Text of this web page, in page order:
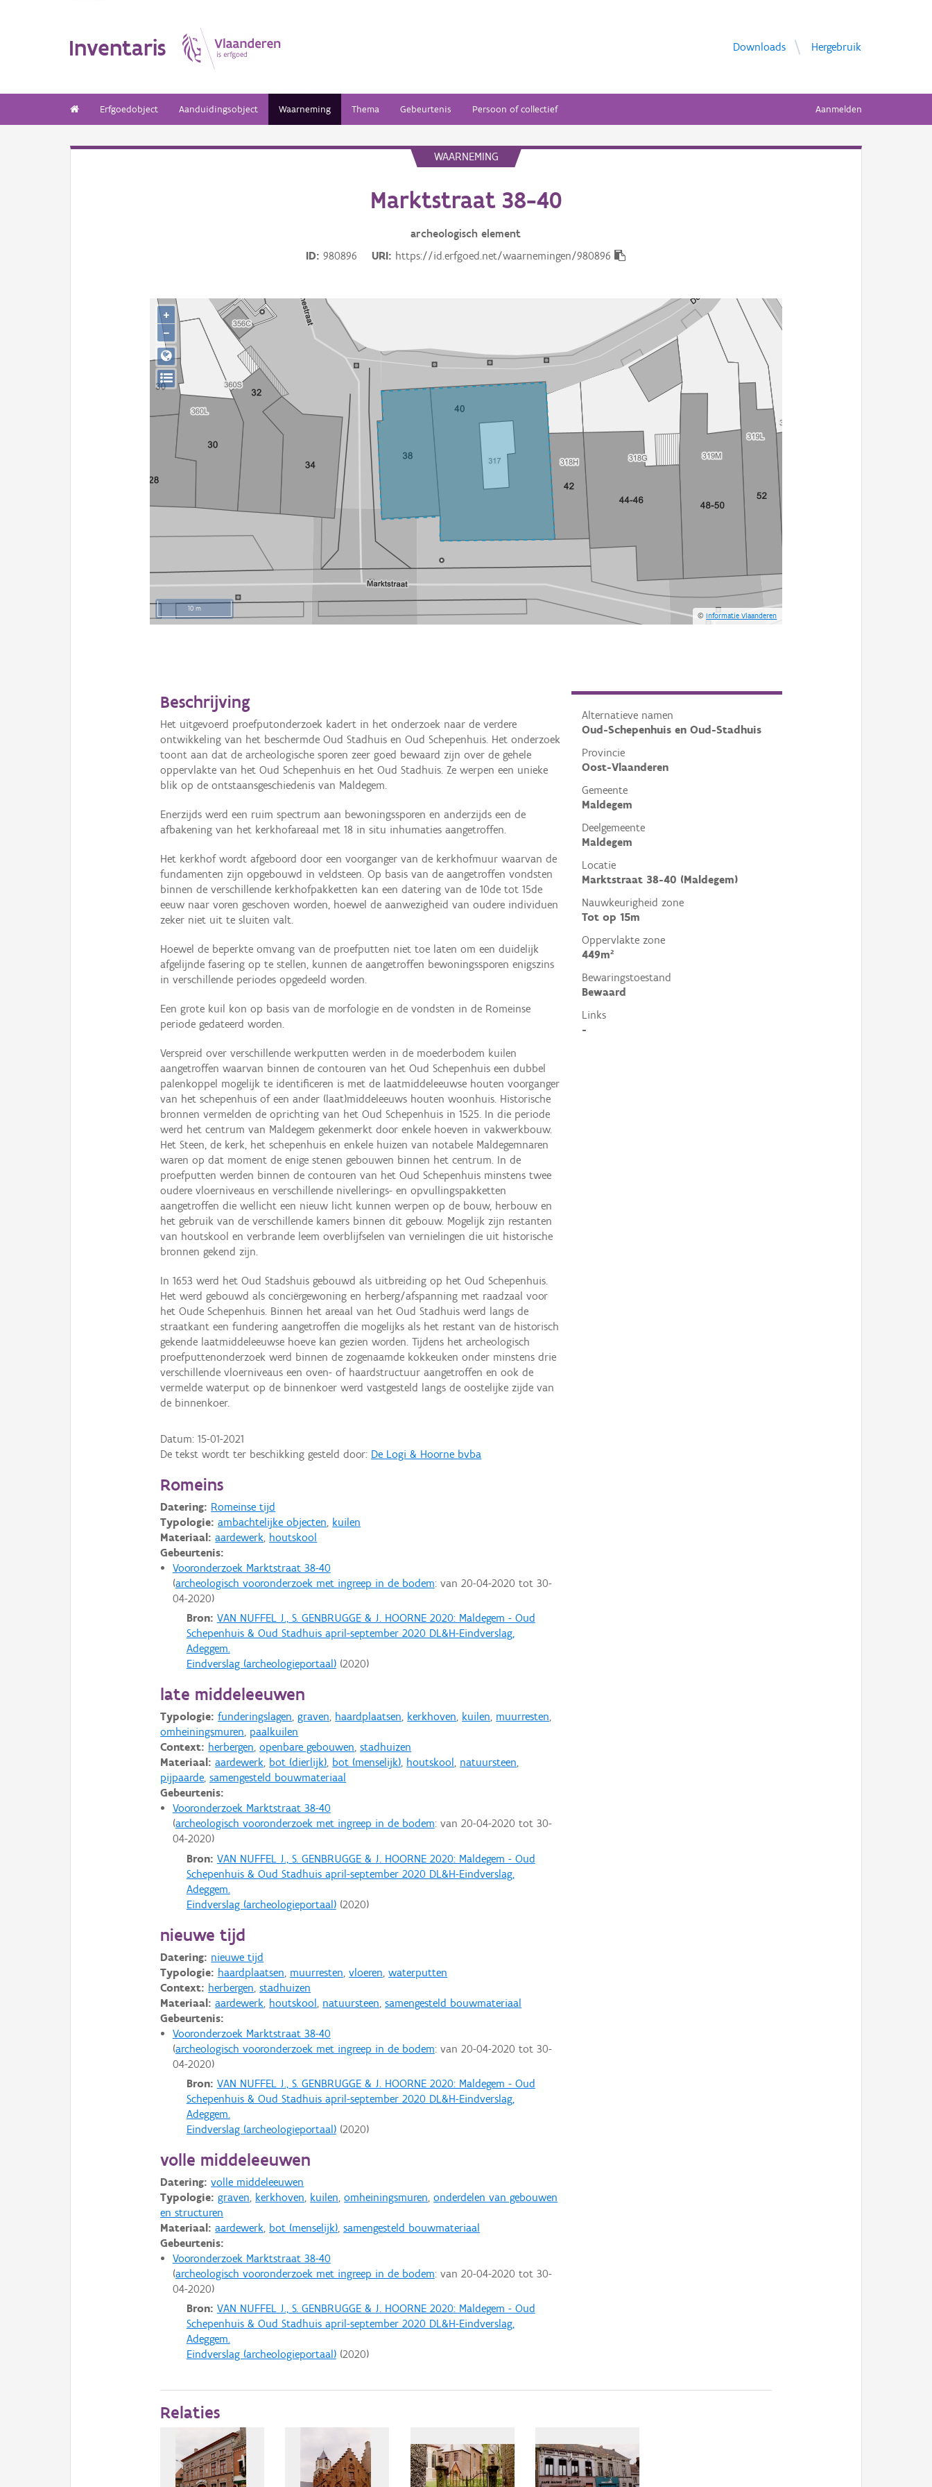
Inventaris Downloads Hergebruik
Erfgoedobject Aanduidingsobject Waarneming Thema Gebeurtenis Persoon of collectief Aanmelden
WAARNEMING
Marktstraat 38-40
archeologisch element
ID
980896 URI https://id.erfgoed.net/waarnemingen/980896
10 m
©Informatie Vlaanderen
+
−
Alternatieve namen
Oud-Schepenhuis en Oud-Stadhuis
Provincie
Oost-Vlaanderen
Gemeente
Maldegem
Deelgemeente
Maldegem
Locatie
Marktstraat 38-40 (Maldegem)
Nauwkeurigheid zone
Tot op 15m
Oppervlakte zone
449m²
Bewaringstoestand
Bewaard
Links
-
Beschrijving
Het uitgevoerd proefputonderzoek kadert in het onderzoek naar de verdere
ontwikkeling van het beschermde Oud Stadhuis en Oud Schepenhuis. Het onderzoek
toont aan dat de archeologische sporen zeer goed bewaard zijn over de gehele
oppervlakte van het Oud Schepenhuis en het Oud Stadhuis. Ze werpen een unieke
blik op de ontstaansgeschiedenis van Maldegem.
Enerzijds werd een ruim spectrum aan bewoningssporen en anderzijds een de
afbakening van het kerkhofareaal met 18 in situ inhumaties aangetroffen.
Het kerkhof wordt afgeboord door een voorganger van de kerkhofmuur waarvan de
fundamenten zijn opgebouwd in veldsteen. Op basis van de aangetroffen vondsten
binnen de verschillende kerkhofpakketten kan een datering van de 10de tot 15de
eeuw naar voren geschoven worden, hoewel de aanwezigheid van oudere individuen
zeker niet uit te sluiten valt.
Hoewel de beperkte omvang van de proefputten niet toe laten om een duidelijk
afgelijnde fasering op te stellen, kunnen de aangetroffen bewoningssporen enigszins
in verschillende periodes opgedeeld worden.
Een grote kuil kon op basis van de morfologie en de vondsten in de Romeinse
periode gedateerd worden.
Verspreid over verschillende werkputten werden in de moederbodem kuilen
aangetroffen waarvan binnen de contouren van het Oud Schepenhuis een dubbel
palenkoppel mogelijk te identificeren is met de laatmiddeleeuwse houten voorganger
van het schepenhuis of een ander (laat)middeleeuws houten woonhuis. Historische
bronnen vermelden de oprichting van het Oud Schepenhuis in 1525. In die periode
werd het centrum van Maldegem gekenmerkt door enkele hoeven in vakwerkbouw.
Het Steen, de kerk, het schepenhuis en enkele huizen van notabele Maldegemnaren
waren op dat moment de enige stenen gebouwen binnen het centrum. In de
proefputten werden binnen de contouren van het Oud Schepenhuis minstens twee
oudere vloerniveaus en verschillende nivellerings- en opvullingspakketten
aangetroffen die wellicht een nieuw licht kunnen werpen op de bouw, herbouw en
het gebruik van de verschillende kamers binnen dit gebouw. Mogelijk zijn restanten
van houtskool en verbrande leem overblijfselen van vernielingen die uit historische
bronnen gekend zijn.
In 1653 werd het Oud Stadshuis gebouwd als uitbreiding op het Oud Schepenhuis.
Het werd gebouwd als conciërgewoning en herberg/afspanning met raadzaal voor
het Oude Schepenhuis. Binnen het areaal van het Oud Stadhuis werd langs de
straatkant een fundering aangetroffen die mogelijks als het restant van de historisch
gekende laatmiddeleeuwse hoeve kan gezien worden. Tijdens het archeologisch
proefputtenonderzoek werd binnen de zogenaamde kokkeuken onder minstens drie
verschillende vloerniveaus een oven- of haardstructuur aangetroffen en ook de
vermelde waterput op de binnenkoer werd vastgesteld langs de oostelijke zijde van
de binnenkoer.
Datum:15-01-2021
De tekst wordt ter beschikking gesteld door: De Logi & Hoorne bvba
Romeins
Datering: Romeinse tijd
Typologie: ambachtelijke objecten kuilen
Materiaal: aardewerk houtskool
Gebeurtenis:
Vooronderzoek Marktstraat 38-40
archeologisch vooronderzoek met ingreep in de bodem: van 20-04-2020 tot 30-
04-2020
Bron: VAN NUFFEL J., S. GENBRUGGE & J. HOORNE 2020: Maldegem - Oud
Schepenhuis & Oud Stadhuis april-september 2020 DL&H-Eindverslag,
Adeggem.
Eindverslag (archeologieportaal)(2020)
late middeleeuwen
Typologie: funderingslagen,graven, haardplaatsen, kerkhoven, kuilen, muurresten,
omheiningsmuren, paalkuilen
Context: herbergen,openbare gebouwen,stadhuizen
Materiaal: aardewerk, bot (dierlijk), bot (menselijk), houtskool, natuursteen,
pijpaarde,samengesteld bouwmateriaal
Gebeurtenis:
Vooronderzoek Marktstraat 38-40
archeologisch vooronderzoek met ingreep in de bodem: van 20-04-2020 tot 30-
04-2020
Bron: VAN NUFFEL J., S. GENBRUGGE & J. HOORNE 2020: Maldegem - Oud
Schepenhuis & Oud Stadhuis april-september 2020 DL&H-Eindverslag,
Adeggem.
Eindverslag (archeologieportaal)(2020)
nieuwe tijd
Datering: nieuwe tijd
Typologie: haardplaatsen muurresten ,vloeren ,waterputten
Context: herbergen ,stadhuizen
Materiaal: aardewerk houtskool natuursteen ,samengesteld bouwmateriaal
Gebeurtenis:
Vooronderzoek Marktstraat 38-40
archeologisch vooronderzoek met ingreep in de bodem: van 20-04-2020 tot 30-
04-2020
Bron: VAN NUFFEL J., S. GENBRUGGE & J. HOORNE 2020: Maldegem - Oud
Schepenhuis & Oud Stadhuis april-september 2020 DL&H-Eindverslag,
Adeggem.
Eindverslag (archeologieportaal)(2020)
volle middeleeuwen
Datering: volle middeleeuwen
Typologie: graven, kerkhoven, kuilen,omheiningsmuren,onderdelen van gebouwen
en structuren
Materiaal: aardewerk, bot (menselijk),samengesteld bouwmateriaal
Gebeurtenis:
Vooronderzoek Marktstraat 38-40
archeologisch vooronderzoek met ingreep in de bodem: van 20-04-2020 tot 30-
04-2020
Bron: VAN NUFFEL J., S. GENBRUGGE & J. HOORNE 2020: Maldegem - Oud
Schepenhuis & Oud Stadhuis april-september 2020 DL&H-Eindverslag,
Adeggem.
Eindverslag (archeologieportaal)(2020)
Relaties